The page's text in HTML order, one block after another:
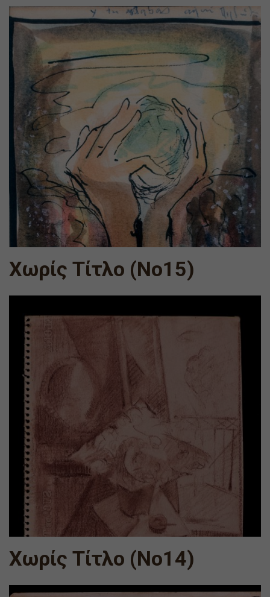
Χωρίς Τίτλο (Νο15)
Χωρίς Τίτλο (Νο14)